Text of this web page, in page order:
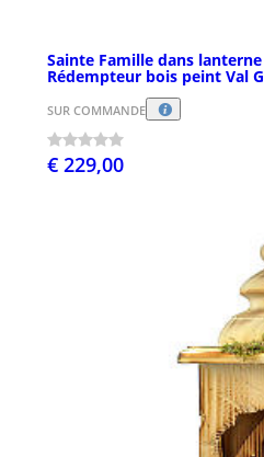
Sainte Famille dans
Rédempteur bois peint Val
SUR COMMANDE
€ 229,00